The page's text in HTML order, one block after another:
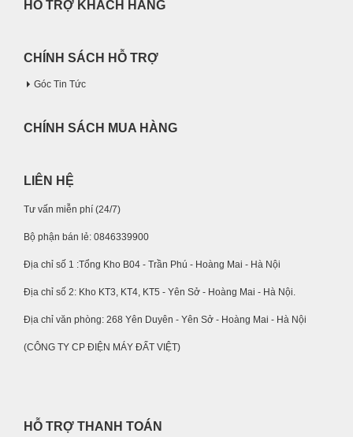
HỖ TRỢ KHÁCH HÀNG
CHÍNH SÁCH HỖ TRỢ
Góc Tin Tức
CHÍNH SÁCH MUA HÀNG
LIÊN HỆ
Tư vấn miễn phí (24/7)
Bộ phận bán lẻ: 0846339900
Địa chỉ số 1 :Tổng Kho B04 - Trần Phú - Hoàng Mai - Hà Nội
Địa chỉ số 2: Kho KT3, KT4, KT5 - Yên Sở - Hoàng Mai - Hà Nội.
Địa chỉ văn phòng: 268 Yên Duyên - Yên Sở - Hoàng Mai - Hà Nội
(CÔNG TY CP ĐIỆN MÁY ĐẤT VIỆT)
HỖ TRỢ THANH TOÁN